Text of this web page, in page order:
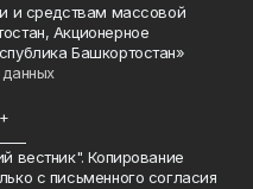
и средствам массовой
Акционерное
Башкортостан»
вестник". Копирование
с письменного согласия